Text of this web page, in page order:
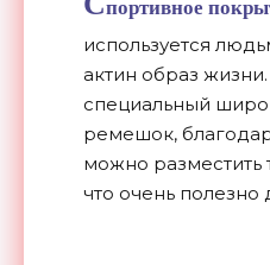
портивное
используется
актин образ
специальный
ремешок,
можно разместить
что очень